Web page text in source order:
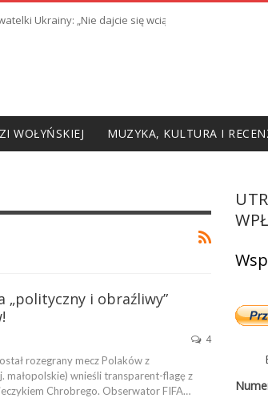
Ukrainy: „Nie dajcie się wciągnąć w prowokację”
WOŁYŃSKIEJ MUZYKA, KULTURA I
„polityczny i obraźliwy”
4
rozegrany mecz Polaków z
małopolskie) wnieśli transparent-flagę z
Chrobrego. Obserwator FIFA…